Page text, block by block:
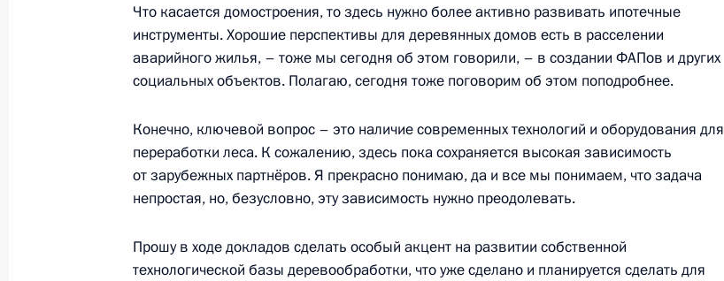
Совещание с членами Правительства
16 марта 2016 года, 16:10
Встреча со сборной России по хоккею с мячом
18 февраля 2016 года, 17:15
Показать предыдущие материалы
Что касается домостроения, то здесь нужно более активно развивать ипотечные
инструменты. Хорошие перспективы для деревянных домов есть в расселении
аварийного жилья, – тоже мы сегодня об этом говорили, – в создании ФАПов и других
социальных объектов. Полагаю, сегодня тоже поговорим об этом поподробнее.
Конечно, ключевой вопрос – это наличие современных технологий и оборудования для
переработки леса. К сожалению, здесь пока сохраняется высокая зависимость
от зарубежных партнёров. Я прекрасно понимаю, да и все мы понимаем, что задача
непростая, но, безусловно, эту зависимость нужно преодолевать.
Прошу в ходе докладов сделать особый акцент на развитии собственной
технологической базы деревообработки, что уже сделано и планируется сделать для